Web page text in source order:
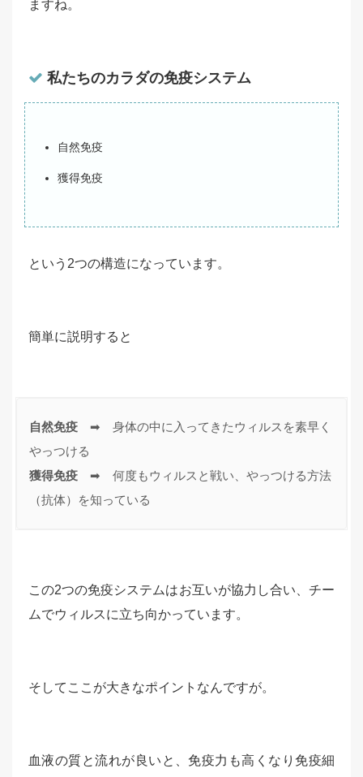
ますね。
私たちのカラダの免疫システム
自然免疫
獲得免疫
という2つの構造になっています。
簡単に説明すると
自然免疫 ➡　身体の中に入ってきたウィルスを素早く
獲得免疫 ➡　何度もウィルスと戦い、やっつける方法
（抗体）を知っている
この2つの免疫システムはお互いが協力し合い、チー
ムでウィルスに立ち向かっています。
そしてここが大きなポイントなんですが。
血液の質と流れが良いと、免疫力も高くなり免疫細